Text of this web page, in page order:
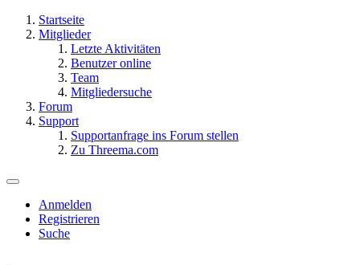
Startseite
Mitglieder
Letzte Aktivitäten
Benutzer online
Team
Mitgliedersuche
Forum
Support
Supportanfrage ins Forum stellen
Zu Threema.com
Anmelden
Registrieren
Suche